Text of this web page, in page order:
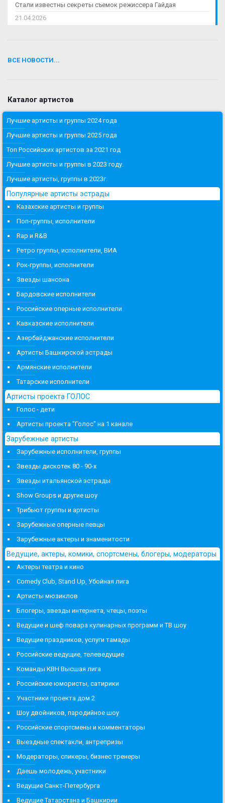
Стали известны секреты съемок режиссера Гайдая
21.04.2026
ВСЕ НОВОСТИ...
Каталог артистов
Лучшие артисты и группы 2024 года
Лучшие артисты и группы 2025 года
Топ Российских артистов за 2021 год
Лучшие артисты и группы в 2023 году.
Лучшие артисты, группы в 2023г.
Популярные артисты эстрады
Казахские артисты и группы
Поп-группы, исполнители
Rap и R&B
Ретро группы, исполнители, ВИА
Рок-группы, исполнители
Звезды шансона
Бардовские исполнители
Российские оперные исполнители
Кавказские исполнители
Азербайджанские исполнители
Артисты Башкирской эстрады
Армянские исполнители
Татарские исполнители
Артисты проекта ГОЛОС
Голос - дети
Артисты проекта "Голос" на 1 канале
Зарубежные артисты
Зарубежные исполнители, группы
Звезды дискотек 80 - 90-х
Звезды итальянской эстрады
Show Groups и другие шоу
Трибьют группы и артисты
Зарубежные оперные певцы
Зарубежные актеры и знаменитости
Ведущие, актеры, комики, спортсмены, блогеры, модераторы
Актеры театра и кино
Comedy Club, Stand Up, Убойная лига
Артисты мюзиклов
Блогеры, звезды интернета, чтецы, поэты
Ведущие и шеф повара кулинарных программ и ТВ шоу
Ведущие праздников, услуги тамады
Российские ведущие, телеведущие
Команды КВН Высшая лига
Российские юмористы, сатирики
Участники проекта дом 2
Шоу двойников, пародийное шоу
Российские спортсмены и комментаторы
Выездные спектакли, антрепризы
Модераторы, спикеры, бизнес тренеры
Даешь молодежь, участники
Ведущие Санкт-Петербурга
Ведущие Татарстана и Башкирии